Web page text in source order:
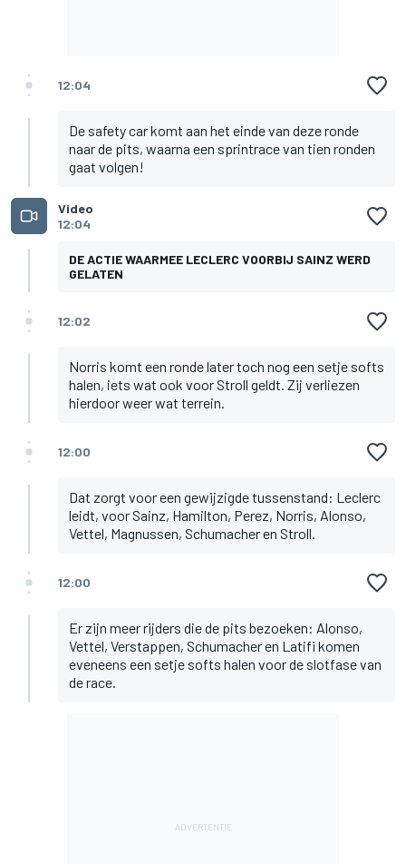
12:04
De safety car komt aan het einde van deze ronde
naar de pits, waarna een sprintrace van tien ronden
gaat volgen!
Video
12:04
DE ACTIE WAARMEE LECLERC VOORBIJ SAINZ WERD
GELATEN
12:02
Norris komt een ronde later toch nog een setje softs
halen, iets wat ook voor Stroll geldt. Zij verliezen
hierdoor weer wat terrein.
12:00
Dat zorgt voor een gewijzigde tussenstand: Leclerc
leidt, voor Sainz, Hamilton, Perez, Norris, Alonso,
Vettel, Magnussen, Schumacher en Stroll.
12:00
Er zijn meer rijders die de pits bezoeken: Alonso,
Vettel, Verstappen, Schumacher en Latifi komen
eveneens een setje softs halen voor de slotfase van
de race.